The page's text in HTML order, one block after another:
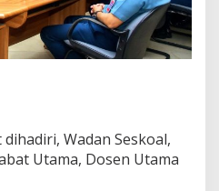
Wadan Seskoal,
Utama, Dosen Utama